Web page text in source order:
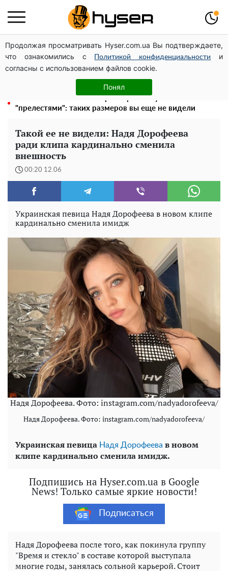
Продолжая просматривать Hyser.com.ua Вы подтверждаете,
что ознакомились с
Политикой конфиденциальности
и
согласны с использованием файлов cookie.
Понял
Может ли Почтовая площадь стать главной точкой
входа в исторический Киев
Голая Елена Тополя в интересных позах заставила
отвисать челюсти: слив видео – было только началом
"прелестями": таких размеров вы еще не видели
Такой ее не видели: Надя Дорофеева
ради клипа кардинально сменила
внешность
00:20 12.06
Украинская певица Надя Дорофеева в новом клипе
кардинально сменила имидж
Надя Дорофеева. Фото: instagram.com/nadyadorofeeva/
Надя Дорофеева. Фото: instagram.com/nadyadorofeeva/
Украинская певица Надя Дорофеева в новом
клипе кардинально сменила имидж.
Подпишись на Hyser.com.ua в Google
News! Только самые яркие новости!
Подписаться
Надя Дорофеева после того, как покинула группу
"Время и стекло" в составе которой выступала
многие годы, занялась сольной карьерой. Стоит